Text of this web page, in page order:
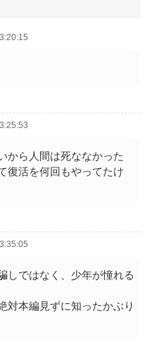
から人間は死ななかった
復活を何回もやってたけ
しではなく、少年が憧れる
対本編見ずに知ったかぶり